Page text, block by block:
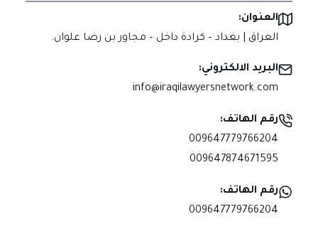
العنوان:
العراق | بغداد – كرادة داخل – مجاور بن رضا علوان.
البريد الالكتروني:
info@iraqilawyersnetwork.com
رقم الهاتف:
009647779766204
009647874671595
رقم الهاتف:
009647779766204